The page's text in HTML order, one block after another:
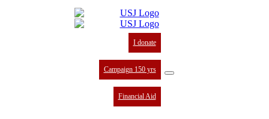
I donate
Campaign 150 yrs
Financial Aid